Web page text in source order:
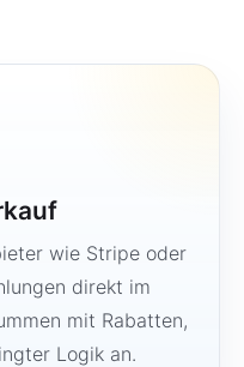
wie Stripe oder
direkt im
mit Rabatten,
Logik an.